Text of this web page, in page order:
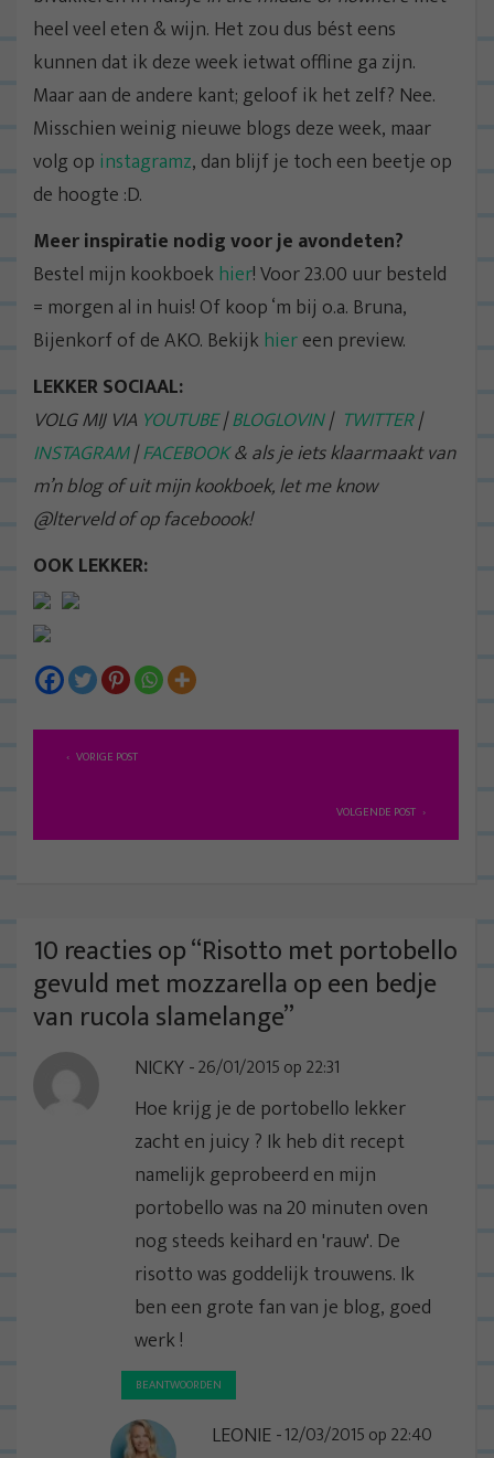
heel veel eten & wijn. Het zou dus bést eens
kunnen dat ik deze week ietwat offline ga zijn.
Maar aan de andere kant; geloof ik het zelf? Nee.
Misschien weinig nieuwe blogs deze week, maar
volg op instagramz, dan blijf je toch een beetje op
de hoogte :D.
Meer inspiratie nodig voor je avondeten?
Bestel mijn kookboek hier! Voor 23.00 uur besteld
= morgen al in huis! Of koop ‘m bij o.a. Bruna,
Bijenkorf of de AKO. Bekijk hiereen preview.
LEKKER SOCIAAL:
VOLG MIJ VIA YOUTUBE|BLOGLOVIN| TWITTER|
INSTAGRAM|FACEBOOK& als je iets klaarmaakt van
m’n blog of uit mijn kookboek, let me know
@lterveld of op faceboook!
OOK LEKKER:
B
i
t
n
a
i
g
VORIGE POST
VOLGENDE POST
10 reacties op “Risotto met portobello
gevuld met mozzarella op een bedje
van rucola slamelange”
NICKY 26/01/2015 op 22:31
Hoe krijg je de portobello lekker
zacht en juicy ? Ik heb dit recept
namelijk geprobeerd en mijn
portobello was na 20 minuten oven
nog steeds keihard en 'rauw'. De
risotto was goddelijk trouwens. Ik
ben een grote fan van je blog, goed
werk !
BEANTWOORDEN
LEONIE 12/03/2015 op 22:40